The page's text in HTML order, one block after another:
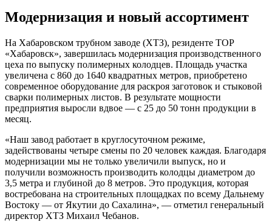
Модернизация и новый ассортимент
На Хабаровском трубном заводе (ХТЗ), резиденте ТОР
«Хабаровск», завершилась модернизация производственного
цеха по выпуску полимерных колодцев. Площадь участка
увеличена с 860 до 1640 квадратных метров, приобретено
современное оборудование для раскроя заготовок и стыковой
сварки полимерных листов. В результате мощности
предприятия выросли вдвое — с 25 до 50 тонн продукции в
месяц.
«Наш завод работает в круглосуточном режиме,
задействованы четыре смены по 20 человек каждая. Благодаря
модернизации мы не только увеличили выпуск, но и
получили возможность производить колодцы диаметром до
3,5 метра и глубиной до 8 метров. Это продукция, которая
востребована на строительных площадках по всему Дальнему
Востоку — от Якутии до Сахалина», — отметил генеральный
директор ХТЗ Михаил Чебанов.